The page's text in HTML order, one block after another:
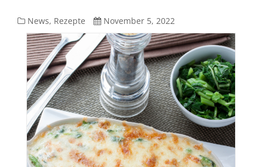
Überbackenes
Hendl
mit
Blattspinat
News, Rezepte November 5, 2022